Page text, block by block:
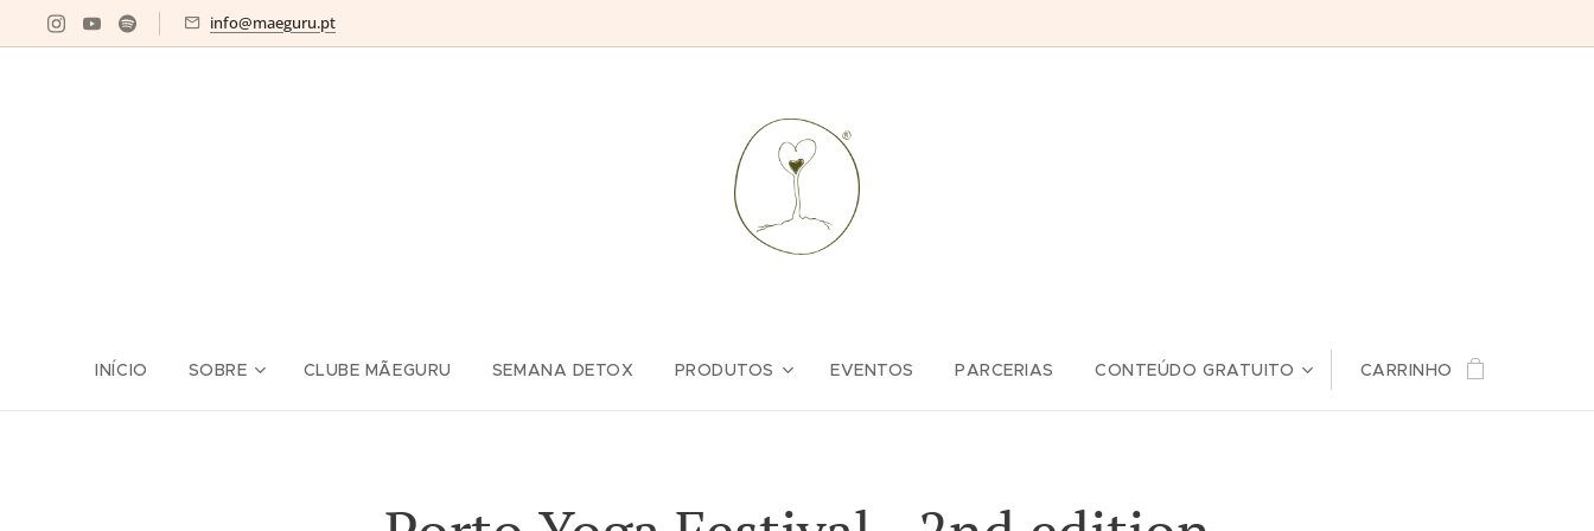
info@maeguru.pt
INÍCIO SOBRE CLUBE MÃEGURU SEMANA DETOX PRODUTOS EVENTOS PARCERIAS CONTEÚDO GRATUITO CARRINHO